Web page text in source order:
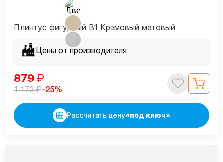
Плинтус фигурный В1 Кремовый матовый
Цены от производителя
879 ₽
1 172₽-25%
Рассчитать цену«под ключ»